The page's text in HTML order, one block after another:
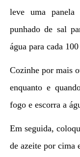
leve uma panela
punhado de sal
água para cada
Cozinhe por mais
enquanto e
fogo e escorra a
Em seguida,
de azeite por cima